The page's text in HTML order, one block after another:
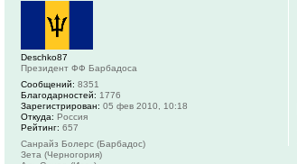
Deschko87
Президент ФФ Барбадоса
Сообщений: 8351
Благодарностей: 1776
Зарегистрирован: 05 фев 2010, 10:18
Откуда: Россия
Рейтинг: 657
Санрайз Болерс (Барбадос)
Зета (Черногория)